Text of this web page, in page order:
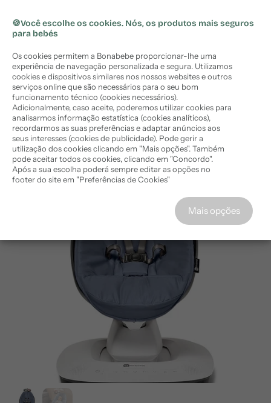
Continental)
Início › 4moms Espreguiçadeira MamaRoo 5 Slate Blue
descontona sua compra
🍪Você escolhe os cookies. Nós, os produtos mais seguros
para bebés
Os cookies permitem a Bonabebe proporcionar-lhe uma
experiência de navegação personalizada e segura. Utilizamos
cookies e dispositivos similares nos nossos websites e outros
serviços online que são necessários para o seu bom
funcionamento técnico (cookies necessários).
Adicionalmente, caso aceite, poderemos utilizar cookies para
analisarmos informação estatística (cookies analíticos),
recordarmos as suas preferências e adaptar anúncios aos
seus interesses (cookies de publicidade). Pode gerir a
utilização dos cookies clicando em "Mais opções". Também
pode aceitar todos os cookies, clicando em "Concordo".
Após a sua escolha poderá sempre editar as opções no
footer do site em "Preferências de Cookies"
Mais opções